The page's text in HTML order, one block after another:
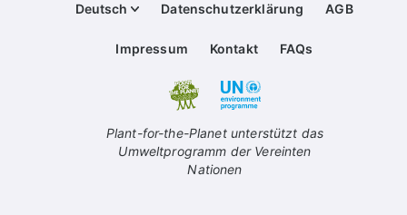
Deutsch Datenschutzerklärung AGB
Impressum Kontakt FAQs
Plant-for-the-Planet unterstützt das
Umweltprogramm der Vereinten
Nationen